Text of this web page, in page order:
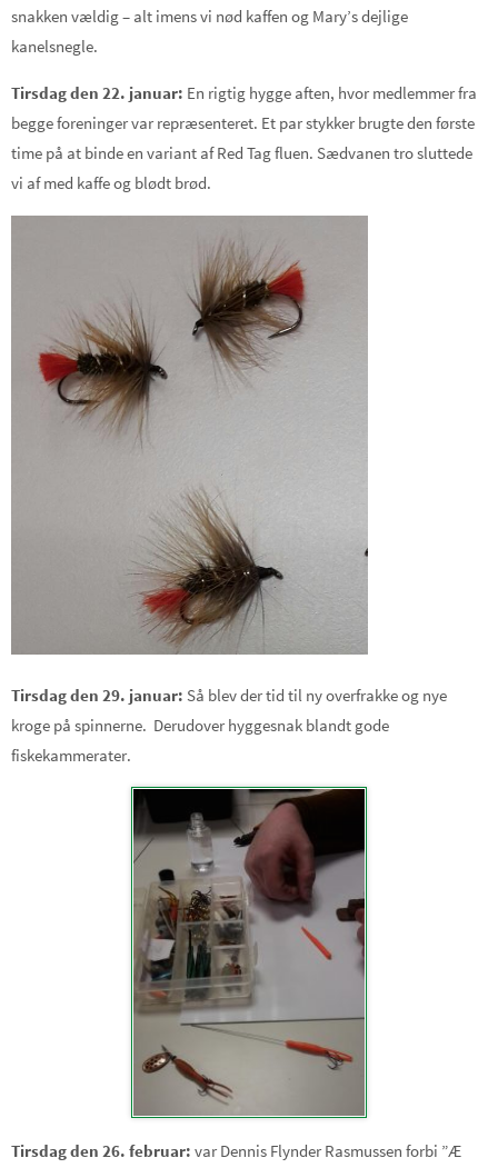
snakken vældig – alt imens vi nød kaffen og Mary’s dejlige
kanelsnegle.
Tirsdag den 22. januar: En rigtig hygge aften, hvor medlemmer fra
begge foreninger var repræsenteret. Et par stykker brugte den første
time på at binde en variant af Red Tag fluen. Sædvanen tro sluttede
vi af med kaffe og blødt brød.
Tirsdag den 29. januar: Så blev der tid til ny overfrakke og nye
kroge på spinnerne. Derudover hyggesnak blandt gode
fiskekammerater.
Tirsdag den 26. februar: var Dennis Flynder Rasmussen forbi ”Æ